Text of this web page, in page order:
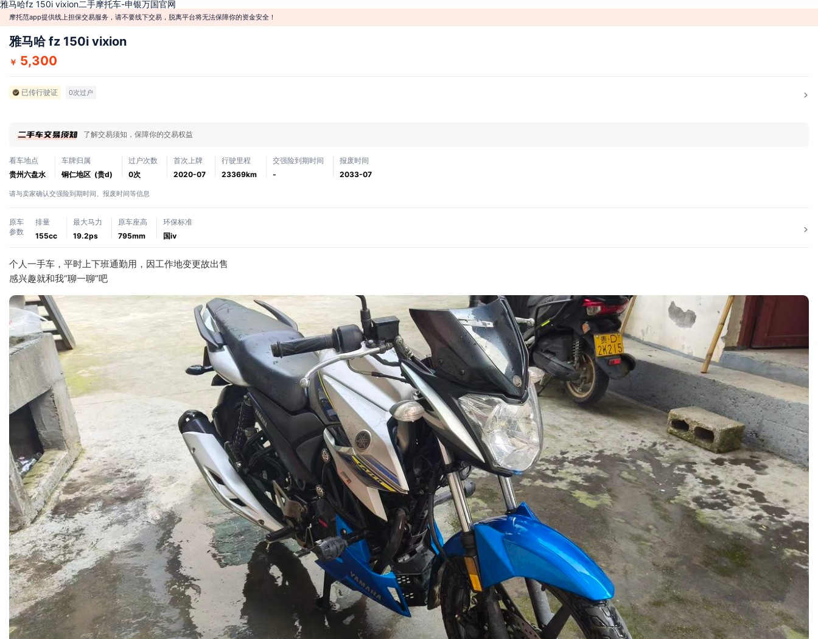
雅马哈fz 150i vixion二手摩托车-申银万国官网
摩托范app提供线上担保交易服务，请不要线下交易，脱离平台将无法保障你的资金安全！
雅马哈 fz 150i vixion
￥ 5,300
已传行驶证 0次过户
了解交易须知，保障你的交易权益
看车地点
贵州六盘水
车牌归属
铜仁地区 (贵d)
过户次数
0次
首次上牌
2020-07
行驶里程
23369km
交强险到期时间
-
报废时间
2033-07
请与卖家确认交强险到期时间、报废时间等信息
原车
参数
排量
155cc
最大马力
19.2ps
原车座高
795mm
环保标准
国ⅳ
个人一手车，平时上下班通勤用，因工作地变更故出售
感兴趣就和我“聊一聊”吧